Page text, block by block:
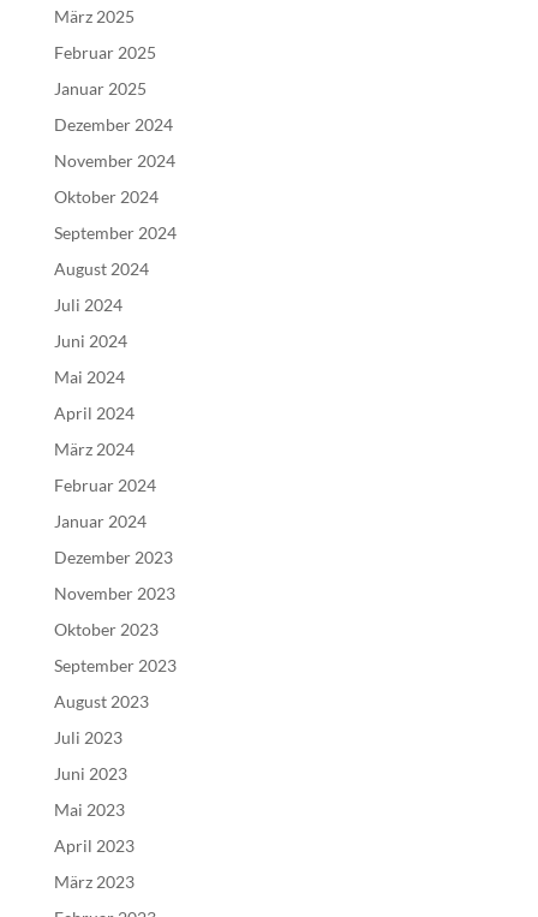
März 2025
Februar 2025
Januar 2025
Dezember 2024
November 2024
Oktober 2024
September 2024
August 2024
Juli 2024
Juni 2024
Mai 2024
April 2024
März 2024
Februar 2024
Januar 2024
Dezember 2023
November 2023
Oktober 2023
September 2023
August 2023
Juli 2023
Juni 2023
Mai 2023
April 2023
März 2023